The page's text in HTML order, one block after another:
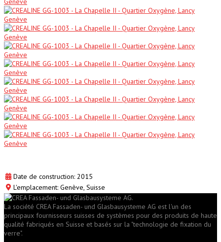
Date de construction: 2015
L'emplacement: Genève, Suisse
La société CREA Fassaden- und Glasbausysteme AG est l'un des
principaux fournisseurs suisses de systèmes pour des produits de haute
qualité fabriqués en Suisse et basés sur la "technologie de fixation du
verre".